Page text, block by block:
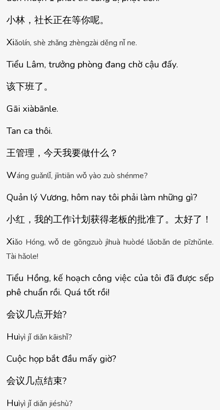
小林，社长正在等你呢。
Xiǎolín, shè zhǎng zhèngzài děng nǐ ne.
Tiểu Lâm, trưởng phòng đang chờ cậu đấy.
该下班了。
Gāi xiàbānle.
Tan ca thôi.
王管理，今天我要做什么？
Wáng guǎnlǐ, jīntiān wǒ yào zuò shénme?
Quản lý Vương, hôm nay tôi phải làm những gì?
小红，我的工作计划获得老板的批准了。太好了 ！
Xiǎo Hóng, wǒ de gōngzuò jìhuà huòdé lǎobǎn de pīzhǔnle.
Tài hǎole!
Tiểu Hồng, kế hoạch công việc của tôi đã được sếp
phê chuẩn rồi. Quá tốt rồi!
会议几点开始?
Huìyì jǐ diǎn kāishǐ?
Cuộc họp bắt đầu mấy giờ?
会议几点结束?
Huìyì jǐ diǎn jiéshù?